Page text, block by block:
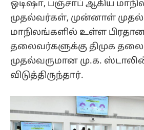
ஒடிஷா, பஞ்சாப் ஆகிய
முதல்வர்கள், முன்னாள்
மாநிலங்களில் உள்ள பிரதான
தலைவர்களுக்கு திமுக
முதல்வருமான மு.க.
விடுத்திருந்தார்.